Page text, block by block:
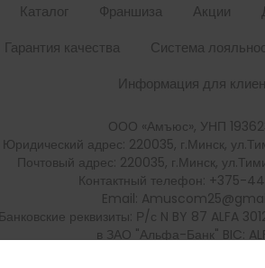
Каталог Франшиза Акции
Гарантия качества Система
Информация для
ООО «Амъюс», УНП
Юридический адрес: 220035, г.Минск,
Почтовый адрес: 220035, г.Минск,
Контактный телефон: +375-
Email:
Банковские реквизиты: Р/с N BY 87 ALFA
в ЗАО "Альфа-Банк" BIC: